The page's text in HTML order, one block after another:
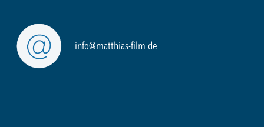
info@matthias-film.de